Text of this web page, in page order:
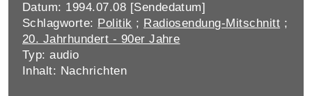
Datum: 1994.07.08 [Sendedatum]
Schlagworte: Politik ; Radiosendung-Mitschnitt ;
20. Jahrhundert - 90er Jahre
Typ: audio
Inhalt: Nachrichten